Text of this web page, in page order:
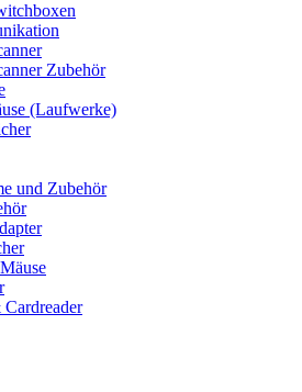
Zubehör
(Laufwerke)
und Zubehör